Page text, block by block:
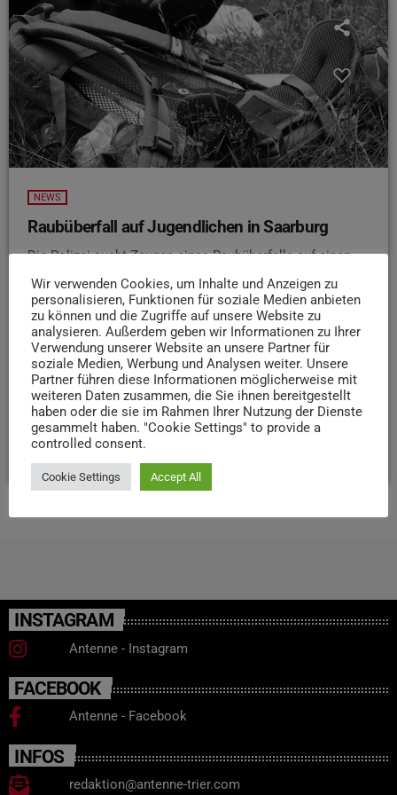
NEWS
Raubüberfall auf Jugendlichen in Saarburg
Die Polizei sucht Zeugen eines Raubüberfalls auf einen
Jugendlichen in Saarburg. Am vergangenen Sonntag
zwischen 18:25 Uhr und 19 Uhr forderten drei unbekannte
Täter auf dem Parkplatz der Geschwister-Scholl-Schule
unter Vorhalt eines Messers die Herausgabe seines
Rucksacks. Als der Jugendliche sich weigerte, entrissen
die Täter ihm die Tasche und flüchteten in unbekannte
Richtung. Hinweise nimmt die Kriminalpolizei Trier
entgegen.
today 28. JANUAR 2025
INSTAGRAM
Antenne - Instagram
FACEBOOK
Antenne - Facebook
INFOS
redaktion@antenne-trier.com
Wir verwenden Cookies, um Inhalte und Anzeigen zu
personalisieren, Funktionen für soziale Medien anbieten
zu können und die Zugriffe auf unsere Website zu
analysieren. Außerdem geben wir Informationen zu Ihrer
Verwendung unserer Website an unsere Partner für
soziale Medien, Werbung und Analysen weiter. Unsere
Partner führen diese Informationen möglicherweise mit
weiteren Daten zusammen, die Sie ihnen bereitgestellt
haben oder die sie im Rahmen Ihrer Nutzung der Dienste
gesammelt haben. "Cookie Settings" to provide a
controlled consent.
Cookie Settings Accept All